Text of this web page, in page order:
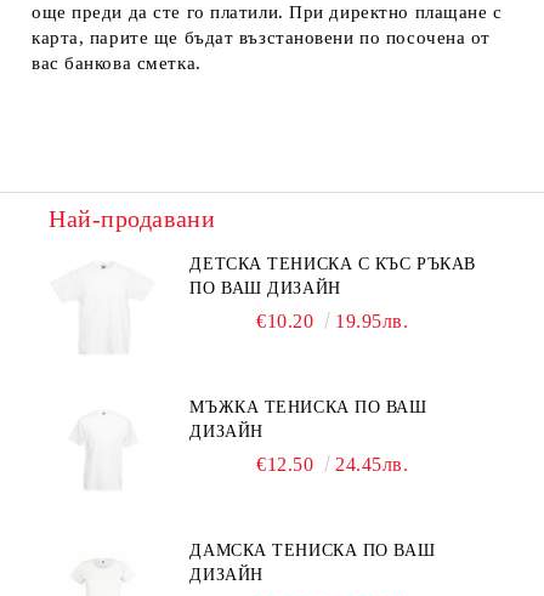
още преди да сте го платили. При директно плащане с
карта, парите ще бъдат възстановени по посочена от
вас банкова сметка.
Най-продавани
ДЕТСКА ТЕНИСКА С КЪС РЪКАВ
ПО ВАШ ДИЗАЙН
€10.20 19.95лв.
МЪЖКА ТЕНИСКА ПО ВАШ
ДИЗАЙН
€12.50 24.45лв.
ДАМСКА ТЕНИСКА ПО ВАШ
ДИЗАЙН